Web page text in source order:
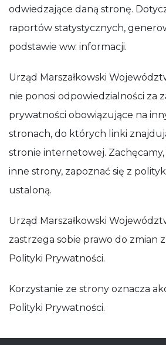
odwiedzające daną stronę.
raportów statystycznych,
podstawie ww. informacji.
Urząd Marszałkowski
nie ponosi odpowiedzialności za
prywatności obowiązujące na
stronach, do których linki
stronie internetowej.
inne strony, zapoznać się z
ustaloną.
Urząd Marszałkowski
zastrzega sobie prawo do zmian
Polityki Prywatności.
Korzystanie ze strony oznacza
Polityki Prywatności.